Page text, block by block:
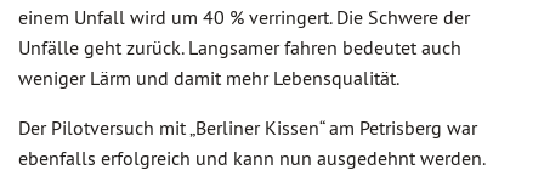
einem Unfall wird um 40 % verringert. Die Schwere der
Unfälle geht zurück. Langsamer fahren bedeutet auch
weniger Lärm und damit mehr Lebensqualität.
Der Pilotversuch mit „Berliner Kissen“ am Petrisberg war
ebenfalls erfolgreich und kann nun ausgedehnt werden.